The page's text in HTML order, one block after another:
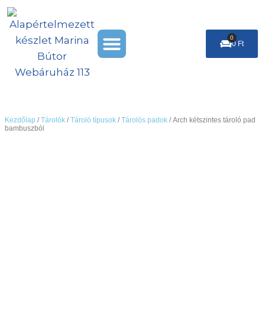
Skip
content
Menu 0 Ft
0
Cart
Kezdőlap /Tárolók /Tároló típusok /Tárolós padok / Arch kétszintes tároló pad
bambuszból